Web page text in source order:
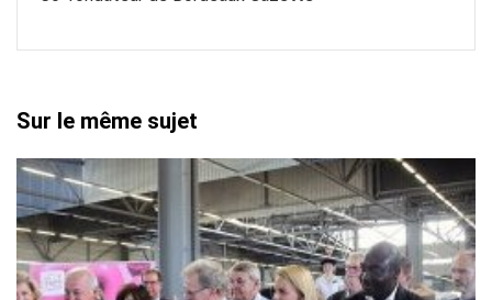
Sur le même sujet